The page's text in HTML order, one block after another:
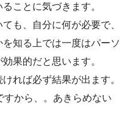
ことに気づきます。
も、自分に何が必要で、
知る上では一度はパーソ
果的だと思います。
れば必ず結果が出ます。
から、。あきらめない